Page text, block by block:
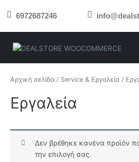
στο 6972687246
Αρχική σελίδα / Service & Εργαλεία /
Εργαλεία
Δεν βρέθηκε κανένα προϊόν
την επιλογή σας.